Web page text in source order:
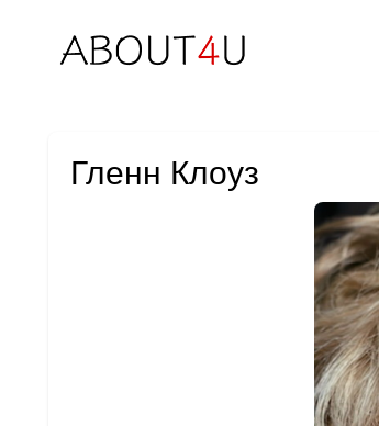
Гленн Клоуз